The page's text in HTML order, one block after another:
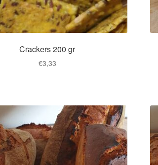
Crackers 200 gr
€3,33